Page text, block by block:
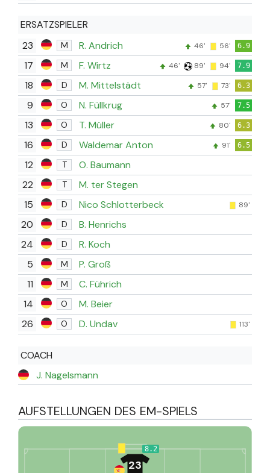
ERSATZSPIELER
23
M R. Andrich 46' 56' 6.9
17 M F. Wirtz 46' 89' 94' 7.9
18 D M. Mittelstädt 57' 73' 6.3
9 O N. Füllkrug 57' 7.5
13 O T. Müller 80' 6.3
16 D Waldemar Anton 91' 6.5
12 T
O. Baumann
22
T
M. ter Stegen
15
D Nico Schlotterbeck 89'
20 D
B. Henrichs
24
D
R. Koch
5
M
P. Groß
11
M
C. Führich
14
O
M. Beier
26
O D. Undav 113'
COACH
J. Nagelsmann
AUFSTELLUNGEN DES EM-SPIELS
8.2
23